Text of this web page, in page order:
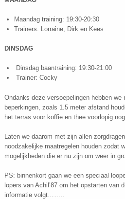
Maandag training: 19:30-20:30
Trainers: Lorraine, Dirk en Kees
DINSDAG
Dinsdag baantraining: 19:30-21:00
Trainer: Cocky
Ondanks deze versoepelingen hebben
beperkingen, zoals 1.5 meter afstand
het terras voor koffie en thee voorlopig
Laten we daarom met zijn allen
noodzakelijke maatregelen houden zodat
mogelijkheden die er nu zijn om weer in
PS: binnenkort gaan we een speciaal
lopers van Achil’87 om het opstarten van
informatie volgt……..